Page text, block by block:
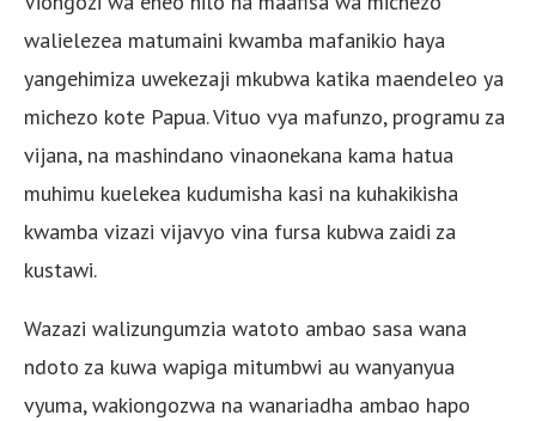
walielezea matumaini kwamba mafanikio haya
yangehimiza uwekezaji mkubwa katika maendeleo ya
michezo kote Papua. Vituo vya mafunzo, programu za
vijana, na mashindano vinaonekana kama hatua
muhimu kuelekea kudumisha kasi na kuhakikisha
kwamba vizazi vijavyo vina fursa kubwa zaidi za
kustawi.
Wazazi walizungumzia watoto ambao sasa wana
ndoto za kuwa wapiga mitumbwi au wanyanyua
vyuma, wakiongozwa na wanariadha ambao hapo